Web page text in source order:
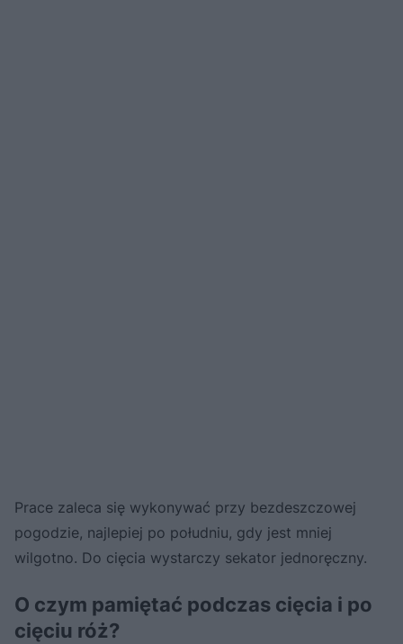
Prace zaleca się wykonywać przy bezdeszczowej
pogodzie, najlepiej po południu, gdy jest mniej
wilgotno. Do cięcia wystarczy sekator jednoręczny.
O czym pamiętać podczas cięcia i po
cięciu róż?